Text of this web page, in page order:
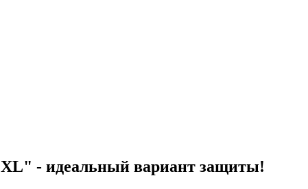
- идеальный вариант защиты!